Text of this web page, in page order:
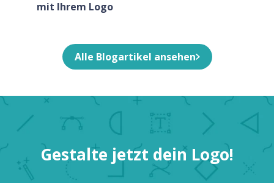
mit Ihrem Logo
Alle Blogartikel ansehen
Gestalte jetzt dein Logo!